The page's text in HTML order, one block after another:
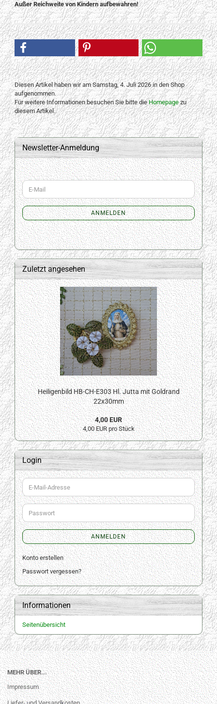
Außer Reichweite von Kindern aufbewahren!
Diesen Artikel haben wir am Samstag, 4. Juli 2026 in den Shop
aufgenommen.
Für weitere Informationen besuchen Sie bitte dieHomepagezu
diesem Artikel.
Newsletter-Anmeldung
WEITER
ZUR
NEWSLETTER-
ANMELDUNG
E-
Mail
ANMELDEN
Zuletzt angesehen
Heiligenbild HB-CH-E303 Hl. Jutta mit Goldrand
22x30mm
4,00 EUR
4,00 EUR pro Stück
Login
E-
Mail-
Adresse
Passwort
ANMELDEN
Konto erstellen
Passwort vergessen?
Informationen
Seitenübersicht
MEHR ÜBER...
Impressum